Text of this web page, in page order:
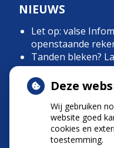
NIEUWS
Let op: valse
openstaande
Tanden bleken?
Gezond
mond
Naar de tandarts
hoede!
die aftrekbaar zijn
Deze
Wij gebruiken
website goed
cookies en
toestemming.